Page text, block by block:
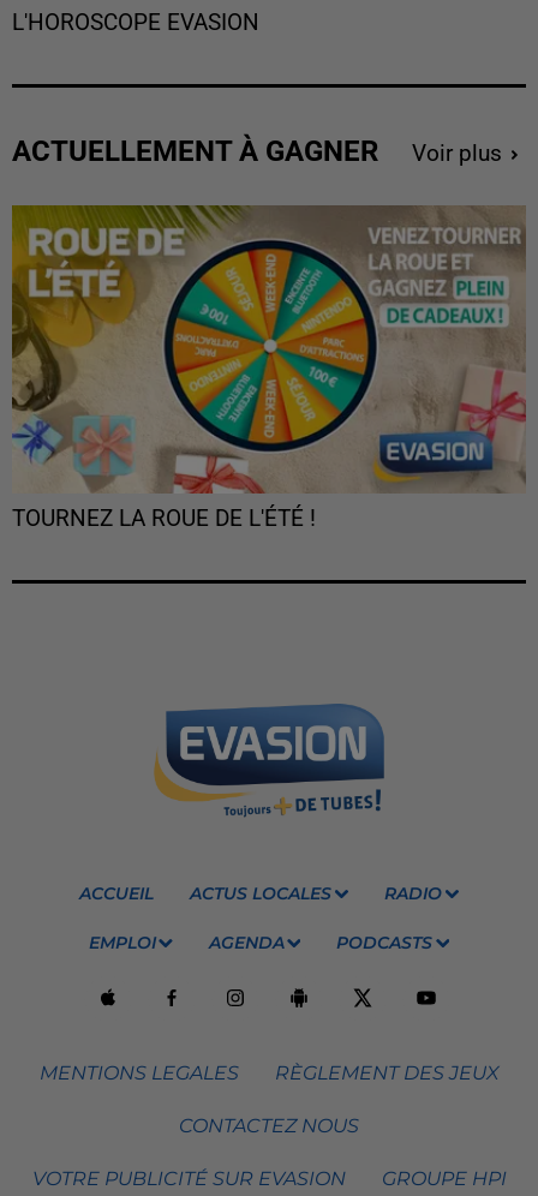
L'HOROSCOPE EVASION
ACTUELLEMENT À GAGNER Voir plus
TOURNEZ LA ROUE DE L'ÉTÉ !
ACCUEIL ACTUS LOCALES RADIO
EMPLOI AGENDA PODCASTS
MENTIONS LEGALES RÈGLEMENT DES JEUX
CONTACTEZ NOUS
VOTRE PUBLICITÉ SUR EVASION GROUPE HPI